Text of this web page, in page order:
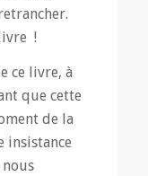
!
ce livre, à
que cette
de la